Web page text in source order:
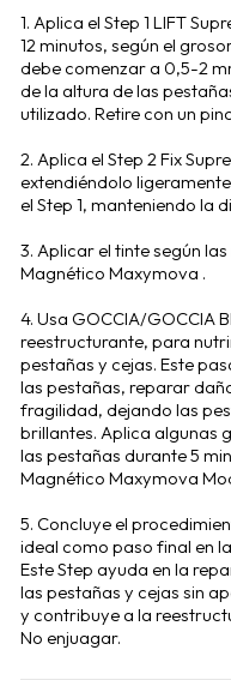
1. Aplica el Step 1 LIFT
12 minutos, según el
debe comenzar a 0,5-2
de la altura de las
utilizado. Retire con un
2. Aplica el Step 2 Fix
extendiéndolo
el Step 1, manteniendo la
3. Aplicar el tinte según
Magnético Maxymova .
4. Usa GOCCIA/GOCCIA
reestructurante, para
pestañas y cejas. Este
las pestañas, reparar
fragilidad, dejando las
brillantes. Aplica algunas
las pestañas durante 5
Magnético Maxymova
5. Concluye el
ideal como paso final en
Este Step ayuda en la
las pestañas y cejas sin
y contribuye a la
No enjuagar.